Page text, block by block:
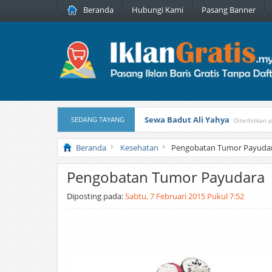
Beranda Hubungi Kami Pasang Banner
SEDANG TAYANG Sewa Badut Ali Yahya Diterbitkan
Honda Brio 1.3 E AT CBU 2012
Beranda Kesehatan Pengobatan Tumor
Pengobatan Tumor Payudara
Diposting pada:Sabtu, 7 Februari 2015 Pukul 7:52